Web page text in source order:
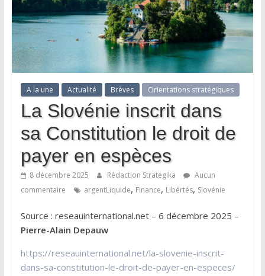
A la une Actualité Brèves Orientations stratégiques
La Slovénie inscrit dans
sa Constitution le droit de
payer en espèces
8 décembre 2025 Rédaction Strategika
Aucun
commentaire
argentLiquide, Finance, Libértés, Slovénie
Source : reseauinternational.net – 6 décembre 2025 –
Pierre-Alain Depauw
https://reseauinternational.net/la-slovenie-inscrit-
dans-sa-constitution-le-droit-de-payer-en-especes/